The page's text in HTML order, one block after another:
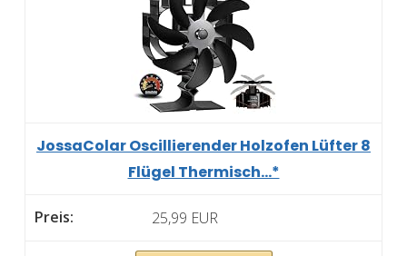
JossaColar Oscillierender Holzofen Lüfter 8
Flügel Thermisch...*
25,99 EUR